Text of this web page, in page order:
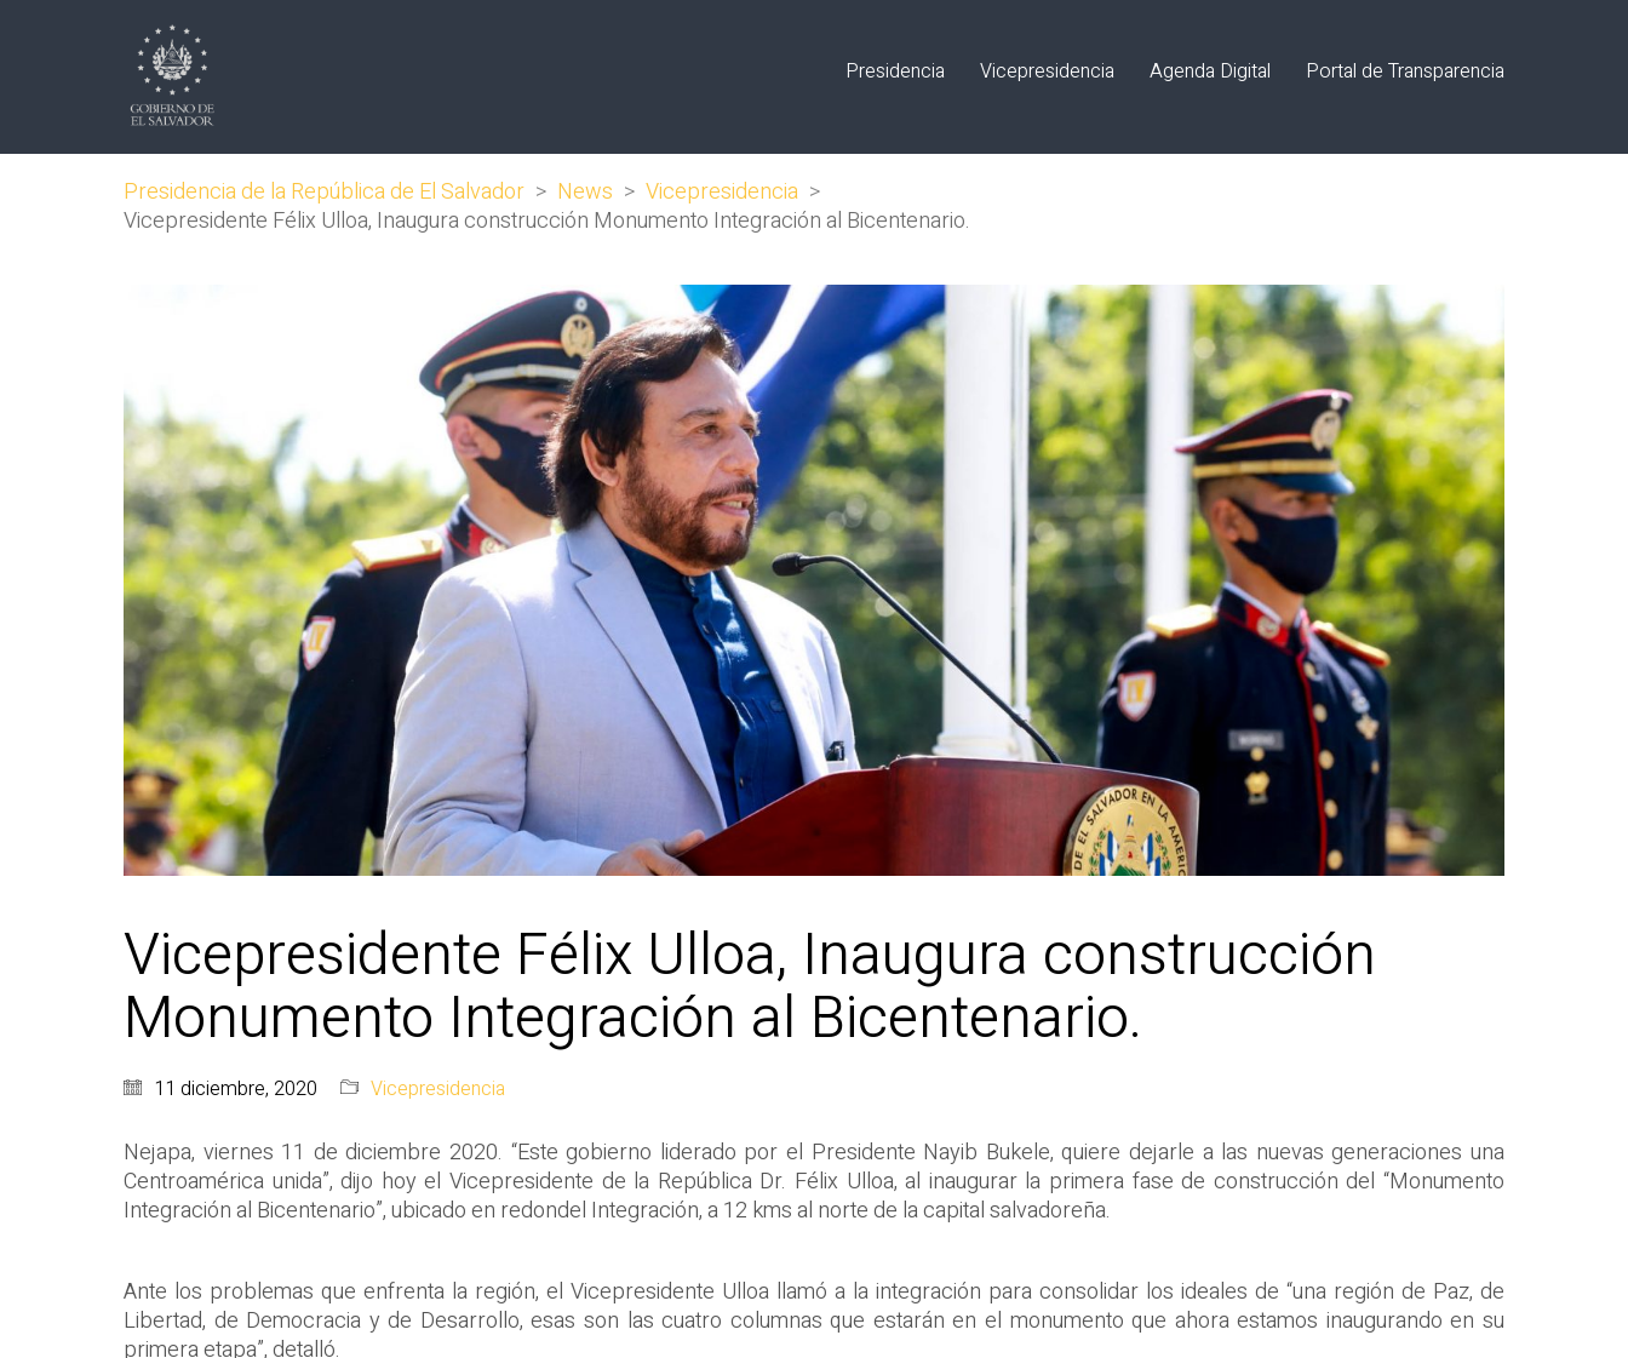
Presidencia Vicepresidencia Agenda Digital Portal de Transparencia
Presidencia de la República de El Salvador > News > Vicepresidencia >
Vicepresidente Félix Ulloa, Inaugura construcción Monumento Integración al Bicentenario.
Vicepresidente Félix Ulloa, Inaugura construcción
Monumento Integración al Bicentenario.
11 diciembre, 2020 Vicepresidencia
Nejapa, viernes 11 de diciembre 2020. “Este gobierno liderado por el Presidente Nayib Bukele, quiere dejarle a las nuevas generaciones una
Centroamérica unida”, dijo hoy el Vicepresidente de la República Dr. Félix Ulloa, al inaugurar la primera fase de construcción del “Monumento
Integración al Bicentenario”, ubicado en redondel Integración, a 12 kms al norte de la capital salvadoreña.
Ante los problemas que enfrenta la región, el Vicepresidente Ulloa llamó a la integración para consolidar los ideales de “una región de Paz, de
Libertad, de Democracia y de Desarrollo, esas son las cuatro columnas que estarán en el monumento que ahora estamos inaugurando en su
primera etapa”, detalló.